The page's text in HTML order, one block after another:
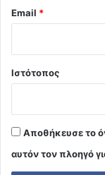
Email *
Ιστότοπος
Αποθήκευσε το
αυτόν τον πλοηγό